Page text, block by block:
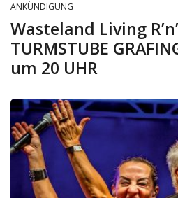
ANKÜNDIGUNG
Wasteland Living
TURMSTUBE
um 20 UHR